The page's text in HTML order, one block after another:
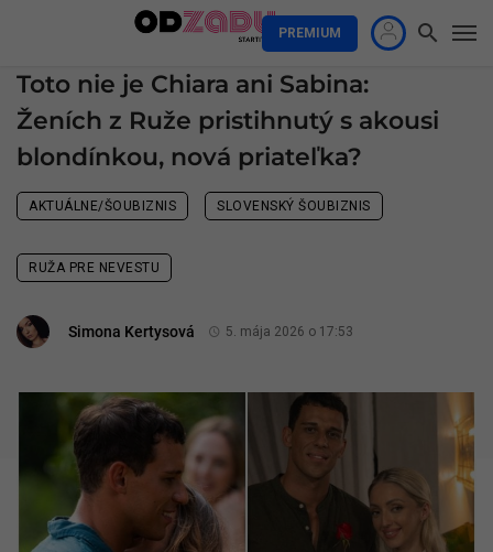
PREMIUM
Toto nie je Chiara ani Sabina:
Ženích z Ruže pristihnutý s akousi
blondínkou, nová priateľka?
AKTUÁLNE/ŠOUBIZNIS SLOVENSKÝ ŠOUBIZNIS
RUŽA PRE NEVESTU
Simona Kertysová 5. mája 2026 o 17:53